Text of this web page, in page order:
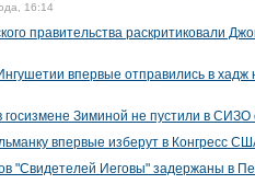
16:14
правительства раскритиковали
впервые отправились в
госизмене Зиминой не пустили в СИЗО
впервые изберут в Конгресс
"Свидетелей Иеговы" задержаны в